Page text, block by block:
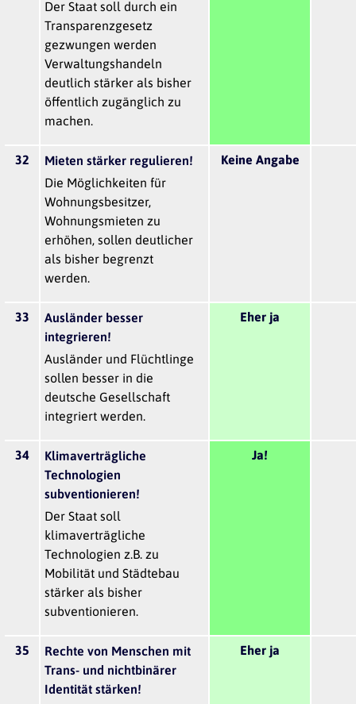
Der Staat soll durch ein
Transparenzgesetz
gezwungen werden
Verwaltungshandeln
deutlich stärker als bisher
öffentlich zugänglich zu
machen.
32
Mieten stärker regulieren!
Die Möglichkeiten für
Wohnungsbesitzer,
Wohnungsmieten zu
erhöhen, sollen deutlicher
als bisher begrenzt
werden.
Keine Angabe
33
Ausländer besser
integrieren!
Ausländer und Flüchtlinge
sollen besser in die
deutsche Gesellschaft
integriert werden.
Eher ja
34
Klimaverträgliche
Technologien
subventionieren!
Der Staat soll
klimaverträgliche
Technologien z.B. zu
Mobilität und Städtebau
stärker als bisher
subventionieren.
Ja!
35
Rechte von Menschen mit
Trans- und nichtbinärer
Identität stärken!
Eher ja